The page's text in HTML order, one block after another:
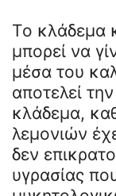
Τo κλάδεμα
μπορεί να
μέσα του
αποτελεί
κλάδεμα,
λεμονιών
δεν
υγρασίας